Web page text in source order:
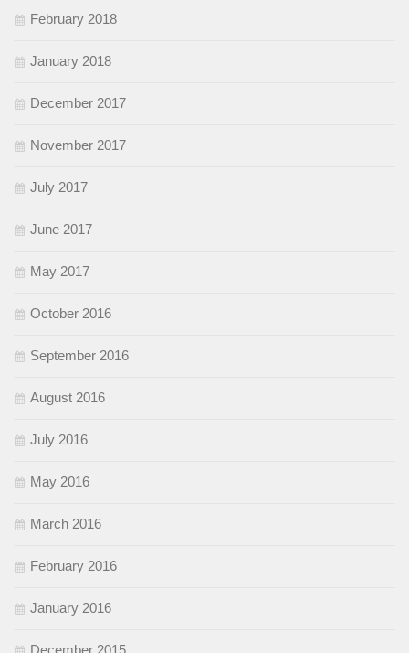
February 2018
January 2018
December 2017
November 2017
July 2017
June 2017
May 2017
October 2016
September 2016
August 2016
July 2016
May 2016
March 2016
February 2016
January 2016